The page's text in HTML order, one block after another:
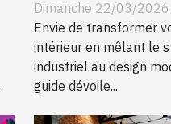
décor
Dimanche 22/03/
Envie de transformer
intérieur en mêlant le
industriel au design
guide dévoile...